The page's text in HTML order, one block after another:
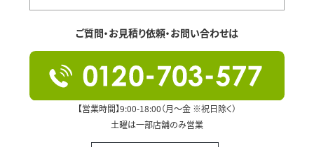
ご質問・お見積り依頼・お問い合わせは
【営業時間】9:00-18:00（月～金 ※祝日除く）
土曜は一部店舗のみ営業